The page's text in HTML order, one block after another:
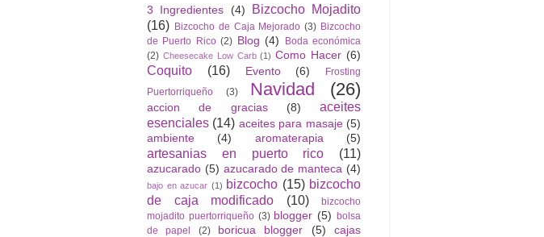
3 Ingredientes
(4)
Bizcocho Mojadito
(16) Bizcocho de Caja Mejorado (3) Bizcocho
de Puerto Rico (2) Blog (4)
Boda económica
(2) Cheesecake Low Carb (1) Como Hacer (6)
Coquito (16) Evento (6)
Frosting
Puertorriqueño
(3) Navidad (26)
accion de gracias (8)
aceites
esenciales (14) aceites para masaje (5)
ambiente
(4) aromaterapia (5)
artesanias en puerto rico (11)
azucarado (5) azucarado de manteca (4)
bajo en azucar (1) bizcocho (15) bizcocho
de caja modificado
(10)
bizcocho
mojadito puertorriqueño (3) blogger (5) bolsa
de papel
(2) boricua blogger (5)
cajas